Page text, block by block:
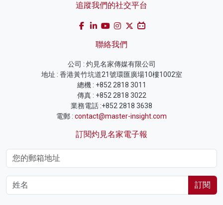
追蹤我們的社交平台
聯絡我們
公司 : 灼見名家傳媒有限公司
地址 : 香港黃竹坑道21號環匯廣場10樓1002室
總機 : +852 2818 3011
傳真 : +852 2818 3022
業務電話 :+852 2818 3638
電郵 : contact@master-insight.com
訂閱灼見名家電子報
訂閱